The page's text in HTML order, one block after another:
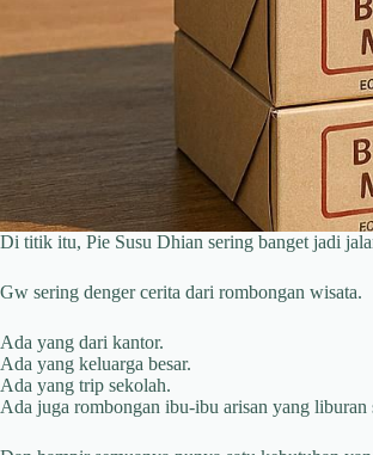
Di titik itu, Pie Susu Dhian sering banget jadi
Gw sering denger cerita dari rombongan wisata.
Ada yang dari kantor.
Ada yang keluarga besar.
Ada yang trip sekolah.
Ada juga rombongan ibu-ibu arisan yang liburan